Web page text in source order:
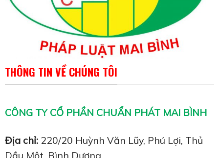
THÔNG TIN VỀ CHÚNG TÔI
CÔNG TY CỔ PHẦN CHUẨN PHÁT MAI BÌNH
Địa chỉ: 220/20 Huỳnh Văn Lũy, Phú Lợi, Thủ
Dầu Một, Bình Dương